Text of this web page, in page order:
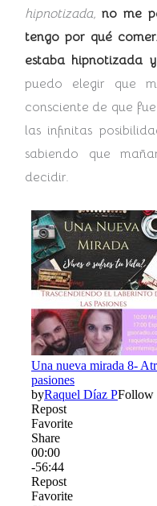
hipnotizada, no me
tengo por qué
estaba hipnotizada
puedo elegir que
consciente de que
las infinitas
sabiendo que
decidir.